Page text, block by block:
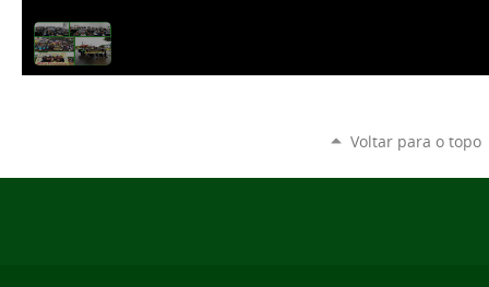
Voltar para o topo